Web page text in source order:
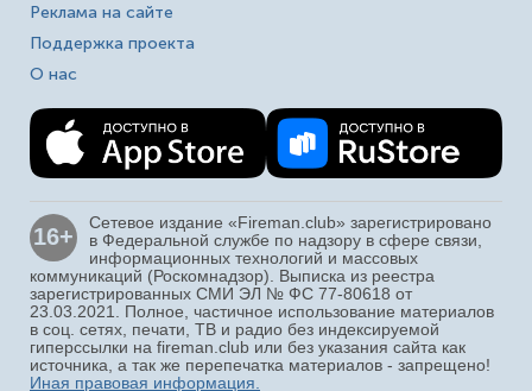
Реклама на сайте
Поддержка проекта
О нас
16+
Сетевое издание «Fireman.club» зарегистрировано
в Федеральной службе по надзору в сфере связи,
информационных технологий и массовых
коммуникаций (Роскомнадзор). Выписка из реестра
зарегистрированных СМИ ЭЛ № ФС 77-80618 от
23.03.2021. Полное, частичное использование материалов
в соц. сетях, печати, ТВ и радио без индексируемой
гиперссылки на fireman.club или без указания сайта как
источника, а так же перепечатка материалов - запрещено!
Иная правовая информация.